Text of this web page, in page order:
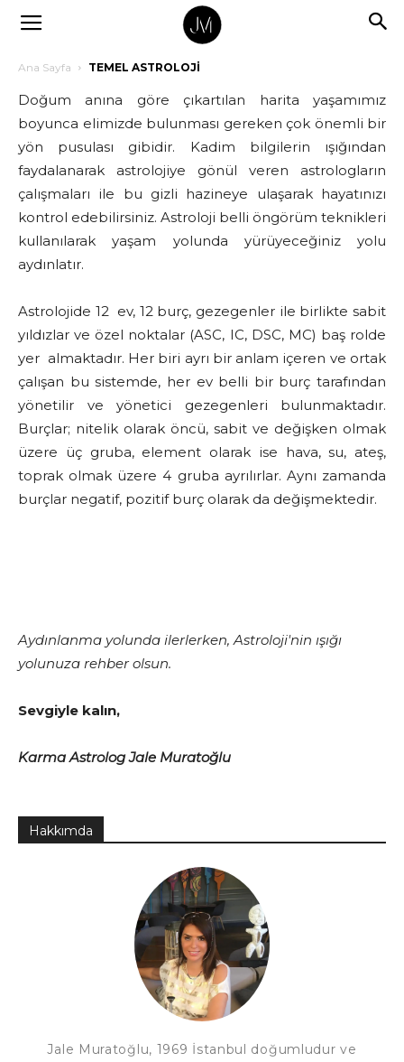
Ana Sayfa TEMEL ASTROLOJİ
Doğum anına göre çıkartılan harita yaşamımız
boyunca elimizde bulunması gereken çok önemli bir
yön pusulası gibidir. Kadim bilgilerin ışığından
faydalanarak astrolojiye gönül veren astrologların
çalışmaları ile bu gizli hazineye ulaşarak hayatınızı
kontrol edebilirsiniz. Astroloji belli öngörüm teknikleri
kullanılarak yaşam yolunda yürüyeceğiniz yolu
aydınlatır.
Astrolojide 12 ev, 12 burç, gezegenler ile birlikte sabit
yıldızlar ve özel noktalar (ASC, IC, DSC, MC) baş rolde
yer almaktadır. Her biri ayrı bir anlam içeren ve ortak
çalışan bu sistemde, her ev belli bir burç tarafından
yönetilir ve yönetici gezegenleri bulunmaktadır.
Burçlar; nitelik olarak öncü, sabit ve değişken olmak
üzere üç gruba, element olarak ise hava, su, ateş,
toprak olmak üzere 4 gruba ayrılırlar. Aynı zamanda
burçlar negatif, pozitif burç olarak da değişmektedir.
Aydınlanma yolunda ilerlerken, Astroloji'nin ışığı
yolunuza rehber olsun.
Sevgiyle kalın,
Karma Astrolog Jale Muratoğlu
Hakkımda
Jale Muratoğlu, 1969 İstanbul doğumludur ve